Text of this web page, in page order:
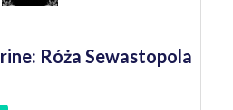
Róża Sewastopola